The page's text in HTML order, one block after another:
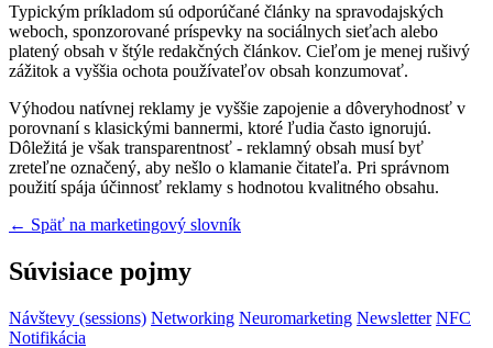
Typickým príkladom sú odporúčané články na spravodajských
weboch, sponzorované príspevky na sociálnych sieťach alebo
platený obsah v štýle redakčných článkov. Cieľom je menej rušivý
zážitok a vyššia ochota používateľov obsah konzumovať.
Výhodou natívnej reklamy je vyššie zapojenie a dôveryhodnosť v
porovnaní s klasickými bannermi, ktoré ľudia často ignorujú.
Dôležitá je však transparentnosť - reklamný obsah musí byť
zreteľne označený, aby nešlo o klamanie čitateľa. Pri správnom
použití spája účinnosť reklamy s hodnotou kvalitného obsahu.
← Späť na marketingový slovník
Súvisiace pojmy
Návštevy (sessions) Networking Neuromarketing Newsletter NFC
Notifikácia